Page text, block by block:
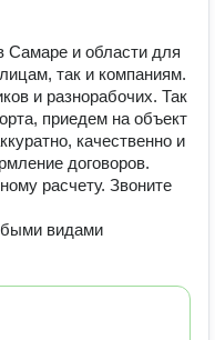
Самаре и области для
так и компаниям.
и разнорабочих. Так
приедем на объект
качественно и
договоров.
расчету. Звоните
видами